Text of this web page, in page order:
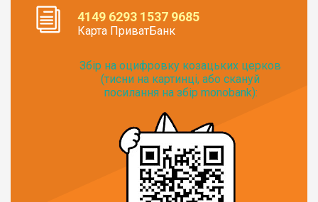
4149 6293 1537 9685
Карта ПриватБанк
Збір на оцифровку козацьких церков
(тисни на картинці, або скануй
посилання на збір monobank):